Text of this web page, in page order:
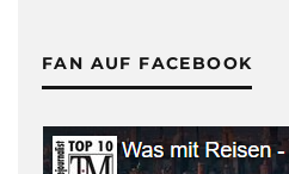
FAN AUF FACEBOOK